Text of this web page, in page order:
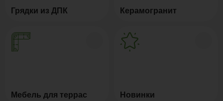
Грядки из ДПК Керамогранит
Мебель для террас Новинки